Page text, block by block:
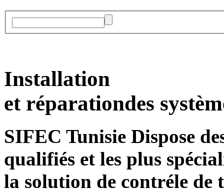
Installation
et réparationdes
SIFEC Tunisie Dispose
qualifiés et les plus
la solution de contréle de